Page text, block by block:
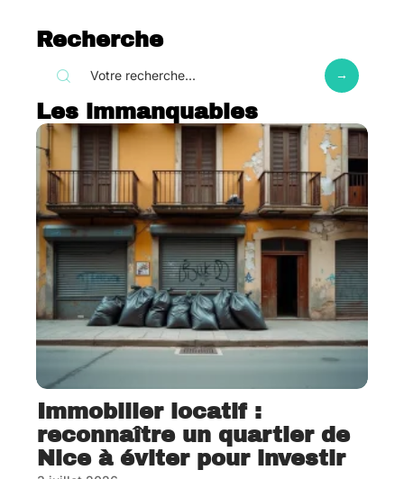
Recherche
Les immanquables
Immobilier locatif :
reconnaître un quartier de
Nice à éviter pour investir